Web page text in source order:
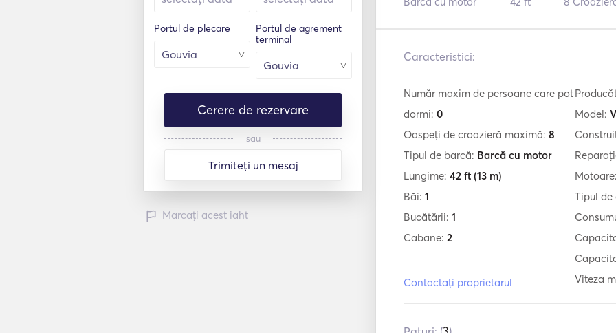
Portul de plecare
Portul de agrement
terminal
Cerere de rezervare
sau
Trimiteți un mesaj
Marcați acest iaht
Caracteristici:
Număr maxim de persoane care pot
dormi: 0
Oaspeți de croazieră maximă: 8
Tipul de barcă: Barcă cu motor
Lungime: 42 ft (13 m)
Băi: 1
Bucătării: 1
Cabane: 2
Contactați proprietarul
Model:
Motoare:
Tipul de
Viteza